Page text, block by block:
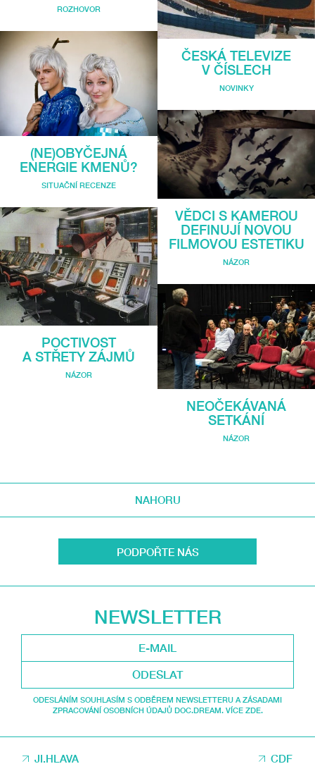
ROZHOVOR
(NE)OBYČEJNÁ
ENERGIE KMENŮ?
SITUAČNÍ RECENZE
POCTIVOST
A STŘETY ZÁJMŮ
NÁZOR
ČESKÁ TELEVIZE
V ČÍSLECH
NOVINKY
VĚDCI S KAMEROU
DEFINUJÍ NOVOU
FILMOVOU ESTETIKU
NÁZOR
NEOČEKÁVANÁ
SETKÁNÍ
NÁZOR
NAHORU
PODPOŘTE NÁS
NEWSLETTER
ODESLAT
ODESLÁNÍM SOUHLASÍM S ODBĚREM NEWSLETTERU A ZÁSADAMI
ZPRACOVÁNÍ OSOBNÍCH ÚDAJŮ DOC.DREAM. VÍCE ZDE.
JI.HLAVA CDF